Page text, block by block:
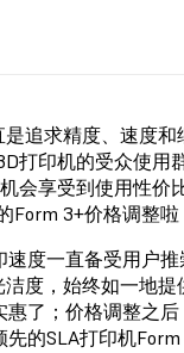
是追求精度、速度和
打印机的受众使用
会享受到使用性价
3+价格调整啦
度一直备受用户
度，始终如一地
了；价格调整之
的SLA打印机Form